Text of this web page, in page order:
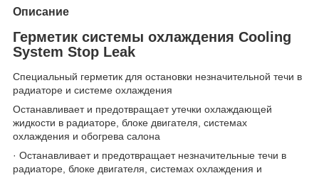
Описание
Герметик системы охлаждения Cooling
System Stop Leak
Специальный герметик для остановки незначительной течи в
радиаторе и системе охлаждения
Останавливает и предотвращает утечки охлаждающей
жидкости в радиаторе, блоке двигателя, системах
охлаждения и обогрева салона
· Останавливает и предотвращает незначительные течи в
радиаторе, блоке двигателя, системах охлаждения и